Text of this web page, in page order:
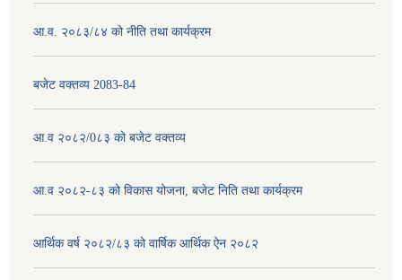
आ.व. २०८३/८४ को नीति तथा कार्यक्रम
बजेट वक्तव्य 2083-84
आ.व २०८२/0८३ को बजेट वक्तव्य
आ.व २०८२-८३ को विकास योजना, बजेट निति तथा कार्यक्रम
आर्थिक वर्ष २०८२/८३ को वार्षिक आर्थिक ऐन २०८२